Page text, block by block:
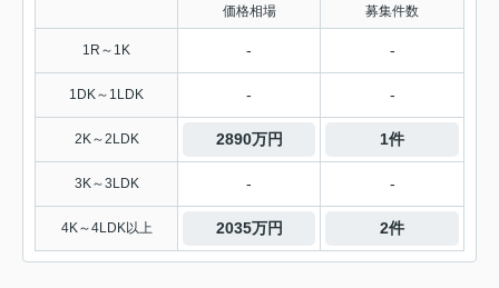
価格相場 募集件数
1R～1K - -
1DK～1LDK - -
2K～2LDK 2890万円 1件
3K～3LDK - -
4K～4LDK以上 2035万円 2件